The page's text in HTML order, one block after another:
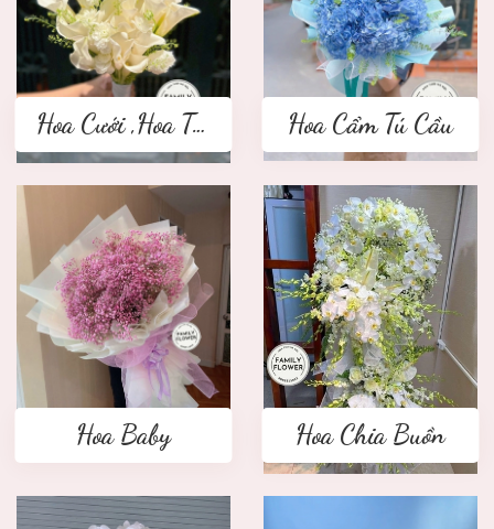
Hoa Cưới ,Hoa Tay Cầm Cô Dâu Hoa Cẩm Tú Cầu
Hoa Baby Hoa Chia Buồn